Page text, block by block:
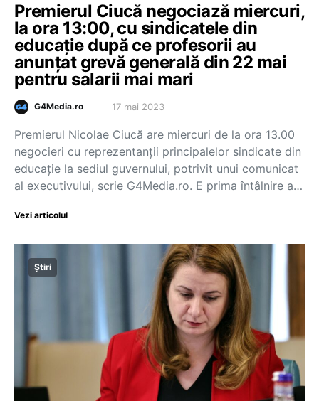
Premierul Ciucă negociază miercuri,
la ora 13:00, cu sindicatele din
educație după ce profesorii au
anunțat grevă generală din 22 mai
pentru salarii mai mari
G4Media.ro 17 mai 2023
Premierul Nicolae Ciucă are miercuri de la ora 13.00
negocieri cu reprezentanții principalelor sindicate din
educație la sediul guvernului, potrivit unui comunicat
al executivului, scrie G4Media.ro. E prima întâlnire a…
Vezi articolul
Știri